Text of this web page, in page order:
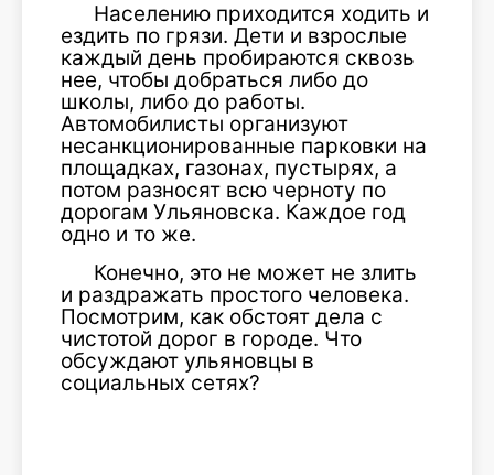
Населению приходится ходить и
ездить по грязи. Дети и взрослые
каждый день пробираются сквозь
нее, чтобы добраться либо до
школы, либо до работы.
Автомобилисты организуют
несанкционированные парковки на
площадках, газонах, пустырях, а
потом разносят всю черноту по
дорогам Ульяновска. Каждое год
одно и то же.
Конечно, это не может не злить
и раздражать простого человека.
Посмотрим, как обстоят дела с
чистотой дорог в городе. Что
обсуждают ульяновцы в
социальных сетях?